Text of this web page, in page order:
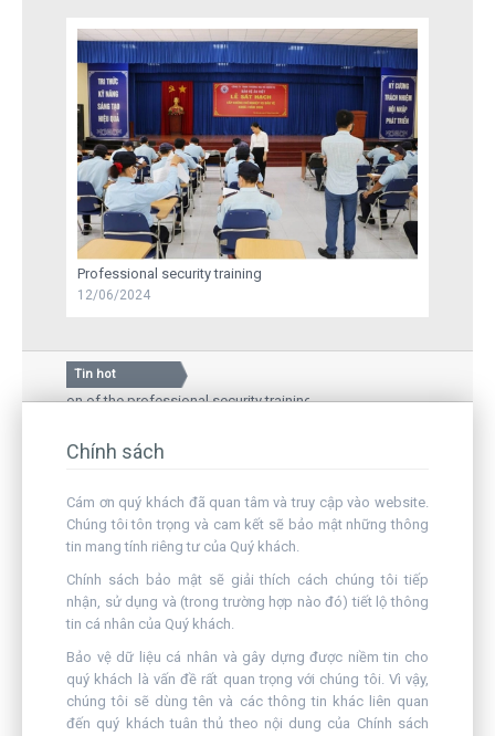
Professional security training
12/06/2024
Tin hot
of the professional security training course
and local people
Chính sách
Cám ơn quý khách đã quan tâm và truy cập vào website.
Chúng tôi tôn trọng và cam kết sẽ bảo mật những thông
tin mang tính riêng tư của Quý khách.
Chính sách bảo mật sẽ giải thích cách chúng tôi tiếp
nhận, sử dụng và (trong trường hợp nào đó) tiết lộ thông
tin cá nhân của Quý khách.
Bảo vệ dữ liệu cá nhân và gây dựng được niềm tin cho
quý khách là vấn đề rất quan trọng với chúng tôi. Vì vậy,
chúng tôi sẽ dùng tên và các thông tin khác liên quan
đến quý khách tuân thủ theo nội dung của Chính sách